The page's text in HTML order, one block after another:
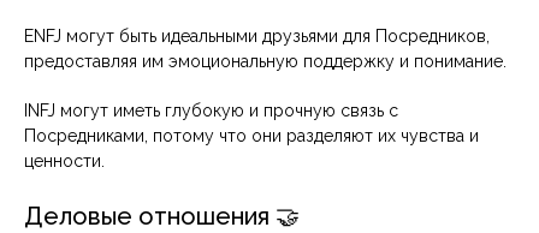
ENFJ могут быть идеальными друзьями для Посредников,
предоставляя им эмоциональную поддержку и понимание.
INFJ могут иметь глубокую и прочную связь с
Посредниками, потому что они разделяют их чувства и
ценности.
Деловые отношения 🤝